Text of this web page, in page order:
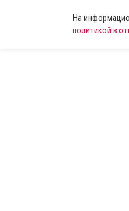
На
политикой в